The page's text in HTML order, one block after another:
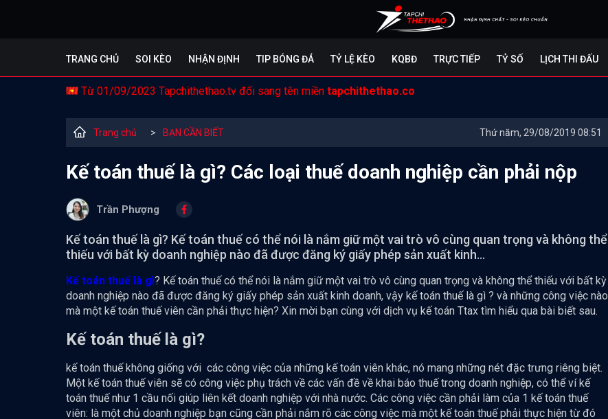
TRANG CHỦ SOI KÈO NHẬN ĐỊNH TIP BÓNG ĐÁ TỶ LỆ KÈO KQBĐ TRỰC TIẾP TỶ SỐ LỊCH THI ĐẤU
Từ 01/09/2023 Tapchithethao.tv đổi sang tên miền tapchithethao.co
Trang chủ > BẠN CẦN BIẾT Thứ năm, 29/08/2019 08:51
Kế toán thuế là gì? Các loại thuế doanh nghiệp cần phải nộp
Trần Phượng
Kế toán thuế là gì? Kế toán thuế có thể nói là nắm giữ một vai trò vô cùng quan trọng và không thể
thiếu với bất kỳ doanh nghiệp nào đã được đăng ký giấy phép sản xuất kinh...
Kế toán thuế là gì? Kế toán thuế có thể nói là nắm giữ một vai trò vô cùng quan trọng và không thể thiếu với bất kỳ
doanh nghiệp nào đã được đăng ký giấy phép sản xuất kinh doanh, vậy kế toán thuế là gì ? và những công việc nào
mà một kế toán thuế viên cần phải thực hiện? Xin mời bạn cùng với dịch vụ kế toán Ttax tìm hiểu qua bài biết sau.
Kế toán thuế là gì?
kế toán thuế không giống với các công việc của những kế toán viên khác, nó mang những nét đặc trưng riêng biệt.
Một kế toán thuế viên sẽ có công việc phụ trách về các vấn đề về khai báo thuế trong doanh nghiệp, có thể ví kế
toán thuế như 1 cầu nối giúp liên kết doanh nghiệp với nhà nước. Các công việc cần phải làm của 1 kế toán thuế
viên: là một chủ doanh nghiệp bạn cũng cần phải nắm rõ các công việc mà một kế toán thuế phải thực hiện từ đó